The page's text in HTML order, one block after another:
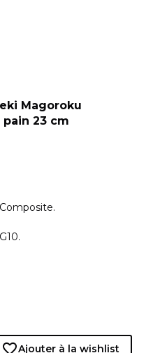
Magoroku
23 cm
Ajouter à la wishlist